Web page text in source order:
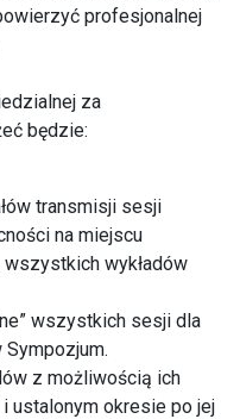
profesjonalnej
za
będzie:
transmisji sesji
na miejscu
wykładów
wszystkich sesji dla
z możliwością ich
ustalonym okresie po jej